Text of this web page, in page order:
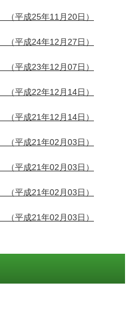
（平成25年11月20日）
（平成24年12月27日）
（平成23年12月07日）
（平成22年12月14日）
（平成21年12月14日）
（平成21年02月03日）
（平成21年02月03日）
（平成21年02月03日）
（平成21年02月03日）